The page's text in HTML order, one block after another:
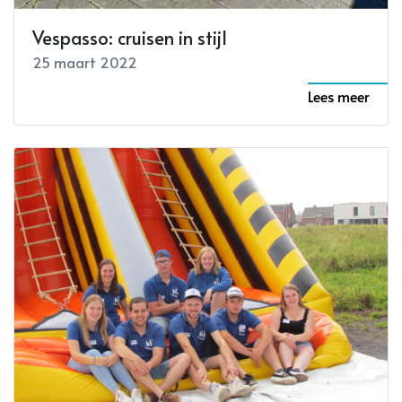
Vespasso: cruisen in stijl
25 maart 2022
Lees meer